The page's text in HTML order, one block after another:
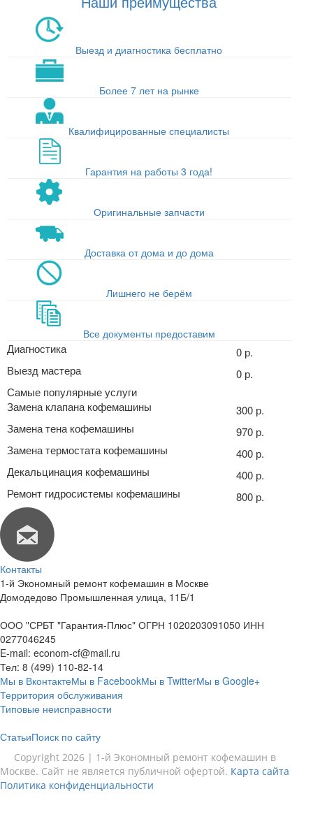
Выезд и диагностика бесплатно
Более 7 лет на рынке
Квалифицированные специалисты
Гарантия на работы 3 года!
Оригинальные запчасти
Доставка от дома и до дома
Лишнего не берём
Все документы предоставим
Диагностика
0 р.
Выезд мастера
0 р.
Самые популярные услуги
Замена клапана кофемашины
300 р.
Замена тена кофемашины
970 р.
Замена термостата кофемашины
400 р.
Декальцинация кофемашины
400 р.
Ремонт гидросистемы кофемашины
800 р.
Контакты
1-й Экономный ремонт кофемашин в Москве
Домодедово Промышленная улица, 11Б/1
ООО "СРБТ "Гарантия-Плюс" ОГРН 1020203091050 ИНН
0277046245
E-mail: econom-cf@mail.ru
Тел: 8 (499) 110-82-14
Мы в ВконтактеМы в FacebookМы в TwitterМы в Google+
Территория обслуживания
Типовые неисправности
СтатьиПоиск по сайту
Copyright 2026 | 1-й Экономный ремонт кофемашин в
Москве. Сайт не является публичной офертой. Карта сайта
Политика конфиденциальности